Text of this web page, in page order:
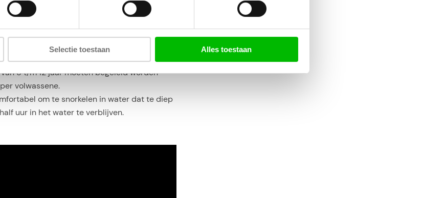
Selectie toestaan Alles toestaan
van sterk plexiglas. Daarnaast krijg je uitleg
is, maar je ook nog wat leert!
Encounter (tegen meerprijs).
8 t/m 12 jaar moeten begeleid worden
volwassene.
om te snorkelen in water dat te diep
uur in het water te verblijven.